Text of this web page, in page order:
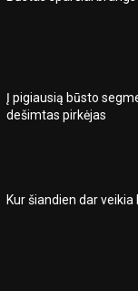
Į pigiausią būsto
dešimtas pirkėjas
Kur šiandien dar veikia